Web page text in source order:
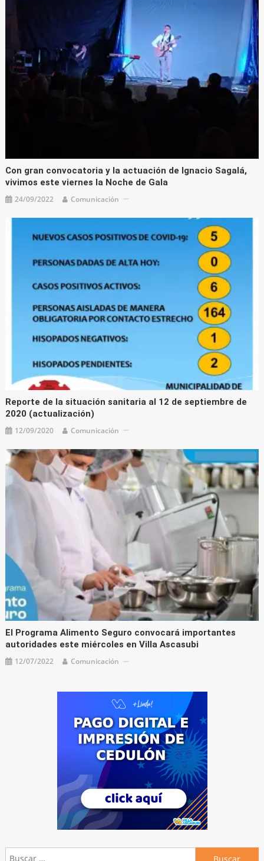
Con gran convocatoria y la actuación de Ignacio Sagalá,
vivimos este viernes la Noche de Gala
24/09/2022 Comunicación
Reporte de la situación sanitaria al 12 de septiembre de
2020 (actualización)
12/09/2020 Comunicación
El Programa Alimento Seguro convocará importantes
autoridades este miércoles en Villa Ascasubi
12/07/2022 Comunicación
Buscar: